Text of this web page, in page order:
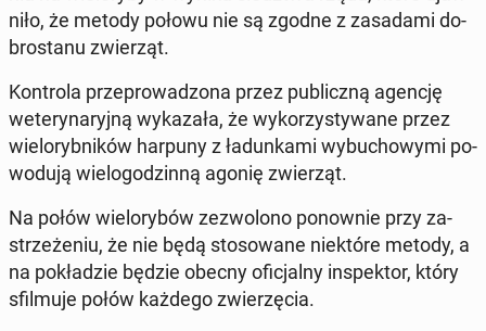
ni­ło, że metody połowu nie są zgodne z za­sa­da­mi do­
bro­sta­nu zwie­rząt.
Kon­tro­la prze­pro­wa­dzo­na przez pu­blicz­ną agencję
we­te­ry­na­ryj­ną wy­ka­za­ła, że wy­ko­rzy­sty­wa­ne przez
wie­lo­ryb­ni­ków harpuny z ła­dun­ka­mi wy­bu­cho­wy­mi po­
wo­du­ją wie­lo­go­dzin­ną agonię zwie­rząt.
Na połów wie­lo­ry­bów ze­zwo­lo­no po­now­nie przy za­
strze­że­niu, że nie będą sto­so­wa­ne nie­któ­re metody, a
na po­kła­dzie będzie obecny ofi­cjal­ny in­spek­tor, który
sfil­mu­je połów każdego zwie­rzę­cia.